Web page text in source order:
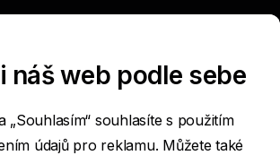
náš web podle sebe
„Souhlasím“ souhlasíte s použitím
údajů pro reklamu. Můžete také